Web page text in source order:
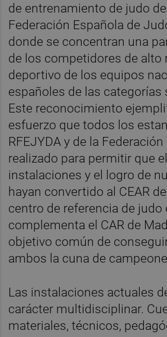
de entrenamiento de judo de
Federación Española de
donde se concentran una
de los competidores de alto
deportivo de los equipos
españoles de las categorías
Este reconocimiento
esfuerzo que todos los
RFEJYDA y de la
realizado para permitir que
instalaciones y el logro de
hayan convertido al CEAR
centro de referencia de judo
complementa el CAR de
objetivo común de
ambos la cuna de
Las instalaciones actuales
carácter multidisciplinar.
materiales, técnicos,